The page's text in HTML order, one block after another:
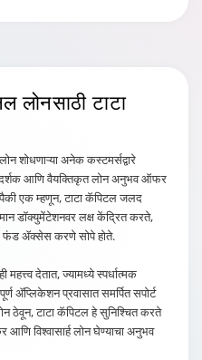
लोनसाठी टाटा
शोधणाऱ्या अनेक कस्टमर्सद्वारे
आणि वैयक्तिकृत लोन अनुभव ऑफर
एक म्हणून, टाटा कॅपिटल जलद
डॉक्युमेंटेशनवर लक्ष केंद्रित करते,
फंड ॲक्सेस करणे सोपे होते.
देतात, ज्यामध्ये स्पर्धात्मक
ॲप्लिकेशन प्रवासात समर्पित सपोर्ट
ठेवून, टाटा कॅपिटल हे सुनिश्चित करते
आणि विश्वासार्ह लोन घेण्याचा अनुभव